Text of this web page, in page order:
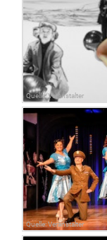
Quelle: Veranstalter
Quelle: Veranstalter